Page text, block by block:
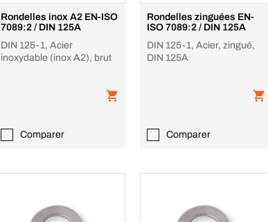
Rondelles inox A2 EN-ISO
7089:2 / DIN 125A
DIN 125-1, Acier
inoxydable (inox A2), brut
Comparer
Rondelles zinguées EN-
ISO 7089:2 / DIN 125A
DIN 125-1, Acier, zingué,
DIN 125A
Comparer